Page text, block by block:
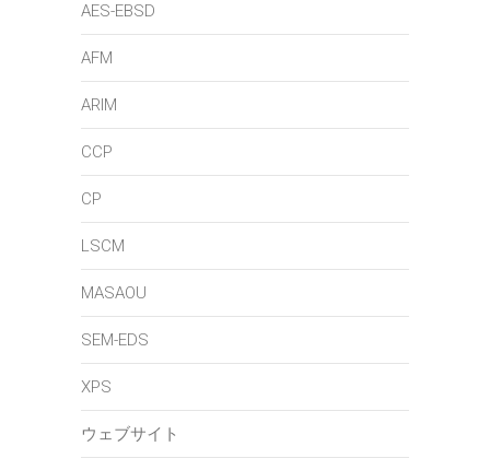
AES-EBSD
AFM
ARIM
CCP
CP
LSCM
MASAOU
SEM-EDS
XPS
ウェブサイト